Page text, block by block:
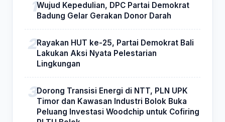
Wujud Kepedulian, DPC Partai Demokrat
Badung Gelar Gerakan Donor Darah
Rayakan HUT ke-25, Partai Demokrat Bali
Lakukan Aksi Nyata Pelestarian
Lingkungan
Dorong Transisi Energi di NTT, PLN UPK
Timor dan Kawasan Industri Bolok Buka
Peluang Investasi Woodchip untuk Cofiring